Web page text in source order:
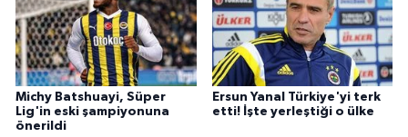
Michy Batshuayi, Süper
Lig'in eski şampiyonuna
önerildi
Ersun Yanal Türkiye'yi terk
etti! İşte yerleştiği o ülke